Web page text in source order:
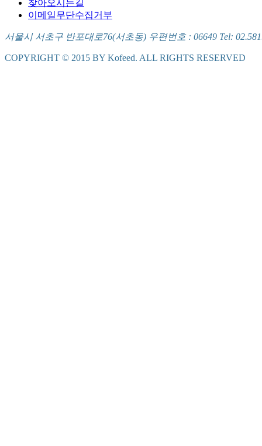
찾아오시는길
이메일무단수집거부
서울시 서초구 반포대로76(서초동) 우편번호 : 06649 Tel:
COPYRIGHT © 2015 BY Kofeed. ALL RIGHTS RESERVED